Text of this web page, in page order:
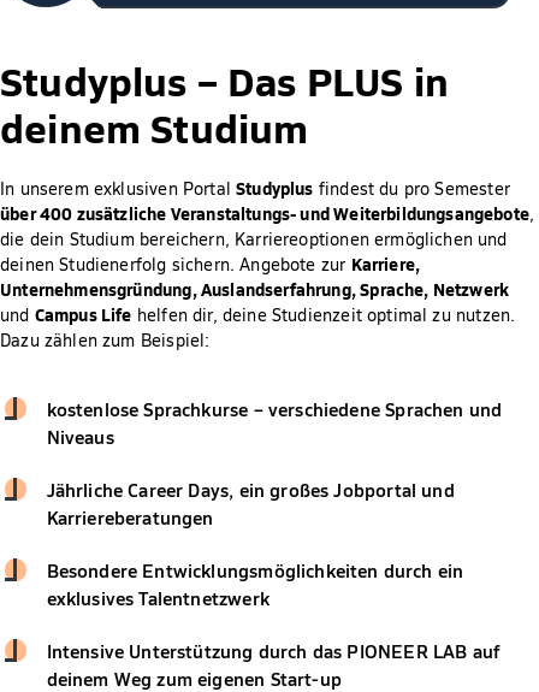
Studyplus – Das PLUS in
deinem Studium
In unserem exklusiven PortalStudyplus findest du pro Semester
über 400 zusätzliche Veranstaltungs- und Weiterbildungsangebote,
die dein Studium bereichern, Karriereoptionen ermöglichen und
deinen Studienerfolg sichern. Angebote zur Karriere,
Unternehmensgründung, Auslandserfahrung, Sprache, Netzwerk
und Campus Life helfen dir, deine Studienzeit optimal zu nutzen.
Dazu zählen zum Beispiel:
kostenlose Sprachkurse – verschiedene Sprachen und
Niveaus
Jährliche Career Days, ein großes Jobportal und
Karriereberatungen
Besondere Entwicklungsmöglichkeiten durch ein
exklusives Talentnetzwerk
Intensive Unterstützung durch das PIONEER LAB auf
deinem Weg zum eigenen Start-up